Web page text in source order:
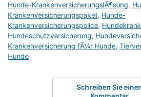
Hunde-KrankenversicherungslÃ¶sung,
Krankenversicherungspaket, Hunde-
Krankenversicherungspolice,
Hundeschutzversicherung,
Krankenversicherung fÃ¼r Hunde,
Hunde
Schreiben Sie